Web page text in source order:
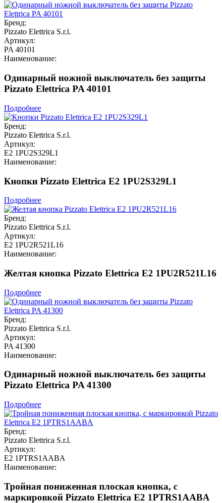
Бренд:
Pizzato Elettrica S.r.l.
Артикул:
PA 40101
Наименование:
Одинарный ножной выключатель без защиты
Pizzato Elettrica PA 40101
Подробнее
Бренд:
Pizzato Elettrica S.r.l.
Артикул:
E2 1PU2S329L1
Наименование:
Кнопки Pizzato Elettrica E2 1PU2S329L1
Подробнее
Бренд:
Pizzato Elettrica S.r.l.
Артикул:
E2 1PU2R521L16
Наименование:
Желтая кнопка Pizzato Elettrica E2 1PU2R521L16
Подробнее
Бренд:
Pizzato Elettrica S.r.l.
Артикул:
PA 41300
Наименование:
Одинарный ножной выключатель без защиты
Pizzato Elettrica PA 41300
Подробнее
Бренд:
Pizzato Elettrica S.r.l.
Артикул:
E2 1PTRS1AABA
Наименование:
Тройная пониженная плоская кнопка, c
маркировкой Pizzato Elettrica E2 1PTRS1AABA